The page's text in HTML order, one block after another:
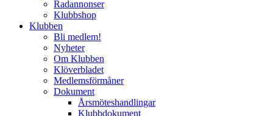
Radannonser
Klubbshop
Klubben
Bli medlem!
Nyheter
Om Klubben
Klöverbladet
Medlemsförmåner
Dokument
Årsmöteshandlingar
Klubbdokument